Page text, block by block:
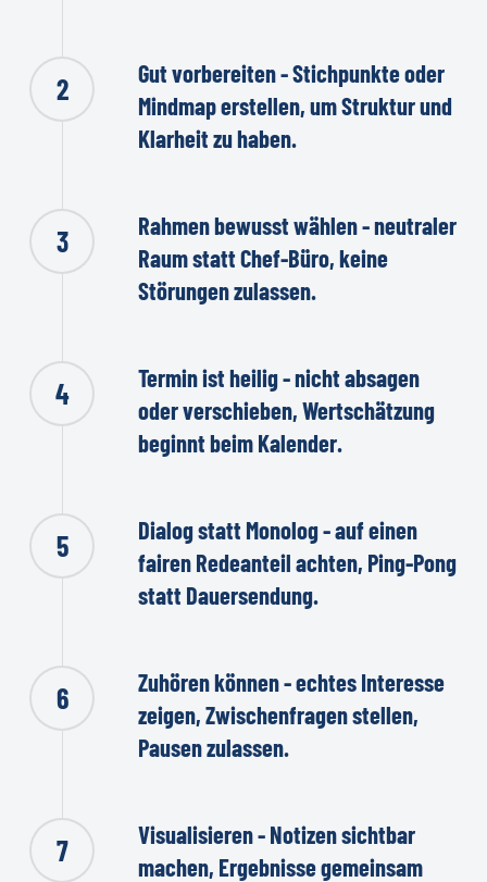
2
Gut vorbereiten - Stichpunkte oder
Mindmap erstellen, um Struktur und
Klarheit zu haben.
3
Rahmen bewusst wählen - neutraler
Raum statt Chef-Büro, keine
Störungen zulassen.
4
Termin ist heilig - nicht absagen
oder verschieben, Wertschätzung
beginnt beim Kalender.
5
Dialog statt Monolog - auf einen
fairen Redeanteil achten, Ping-Pong
statt Dauersendung.
6
Zuhören können - echtes Interesse
zeigen, Zwischenfragen stellen,
Pausen zulassen.
7
Visualisieren - Notizen sichtbar
machen, Ergebnisse gemeinsam